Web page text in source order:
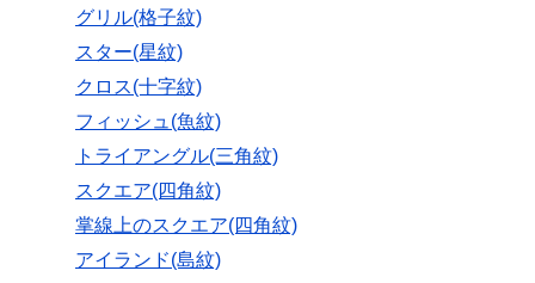
グリル(格子紋)
スター(星紋)
クロス(十字紋)
フィッシュ(魚紋)
トライアングル(三角紋)
スクエア(四角紋)
掌線上のスクエア(四角紋)
アイランド(島紋)